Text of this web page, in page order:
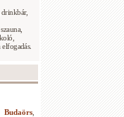
drinkbár,
Budaörs